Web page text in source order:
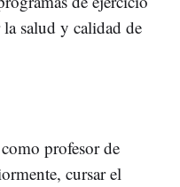
la salud y calidad de
profesor de
cursar el